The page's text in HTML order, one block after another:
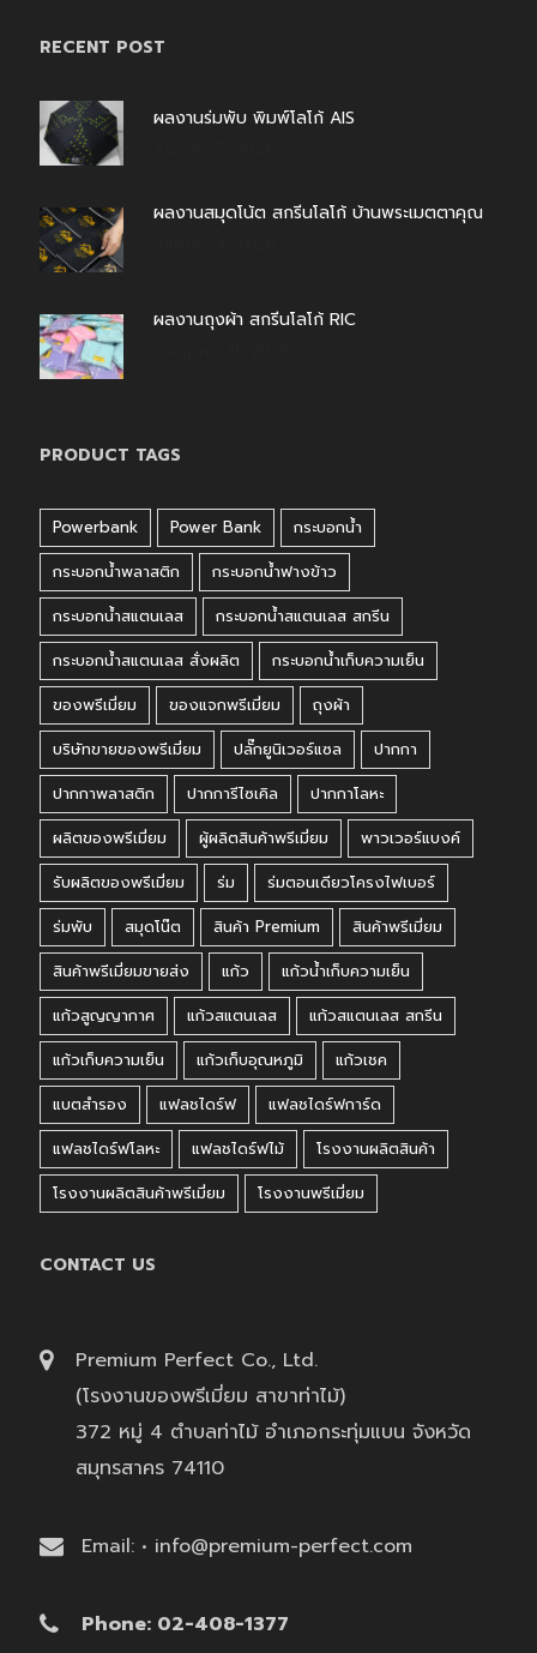
RECENT POST
ผลงานร่มพับ พิมพ์โลโก้ AIS
ผลงานสมุดโน้ต สกรีนโลโก้ บ้านพระเมตตาคุณ
ผลงานถุงผ้า สกรีนโลโก้ RIC
PRODUCT TAGS
Powerbank Power Bank
กระบอกน้ำ
กระบอกน้ำพลาสติก
กระบอกน้ำฟางข้าว
กระบอกน้ำสแตนเลส
กระบอกน้ำสแตนเลส สกรีน
กระบอกน้ำสแตนเลส สั่งผลิต
กระบอกน้ำเก็บความเย็น
ของพรีเมี่ยม
ของแจกพรีเมี่ยม
ถุงผ้า
บริษัทขายของพรีเมี่ยม
ปลั๊กยูนิเวอร์แซล
ปากกา
ปากกาพลาสติก
ปากการีไซเคิล
ปากกาโลหะ
ผลิตของพรีเมี่ยม
ผู้ผลิตสินค้าพรีเมี่ยม
พาวเวอร์แบงค์
รับผลิตของพรีเมี่ยม
ร่ม
ร่มตอนเดียวโครงไฟเบอร์
ร่มพับ
สมุดโน๊ต สินค้า Premium
สินค้าพรีเมี่ยม
สินค้าพรีเมี่ยมขายส่ง
แก้ว
แก้วน้ำเก็บความเย็น
แก้วสูญญากาศ
แก้วสแตนเลส
แก้วสแตนเลส สกรีน
แก้วเก็บความเย็น
แก้วเก็บอุณหภูมิ
แก้วเชค
แบตสำรอง
แฟลชไดร์ฟ
แฟลชไดร์ฟการ์ด
แฟลชไดร์ฟโลหะ
แฟลชไดร์ฟไม้
โรงงานผลิตสินค้า
โรงงานผลิตสินค้าพรีเมี่ยม
โรงงานพรีเมี่ยม
CONTACT US
Premium Perfect Co., Ltd.
(โรงงานของพรีเมี่ยม สาขาท่าไม้)
372 หมู่ 4 ตำบลท่าไม้ อำเภอกระทุ่มแบน จังหวัด
สมุทรสาคร 74110
Email: • info@premium-perfect.com
Phone: 02-408-1377